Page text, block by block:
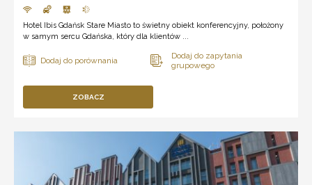
Hotel Ibis Gdańsk Stare Miasto to świetny obiekt konferencyjny, położony
w samym sercu Gdańska, który dla klientów ...
ZOBACZ